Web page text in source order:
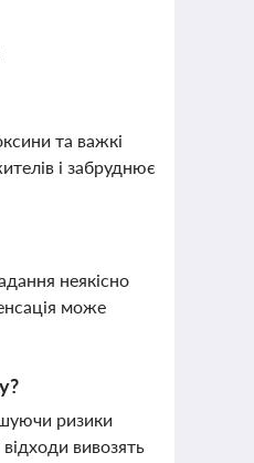
та важкі
і забруднює
неякісно
може
ризики
вивозять